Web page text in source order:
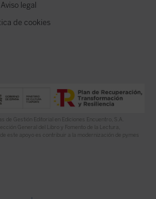
Aviso legal
de cookies
de Gestión Editorial en Ediciones Encuentro, S.A.
General del Libro y Fomento de la Lectura,
este apoyo es contribuir a la modernización de pymes